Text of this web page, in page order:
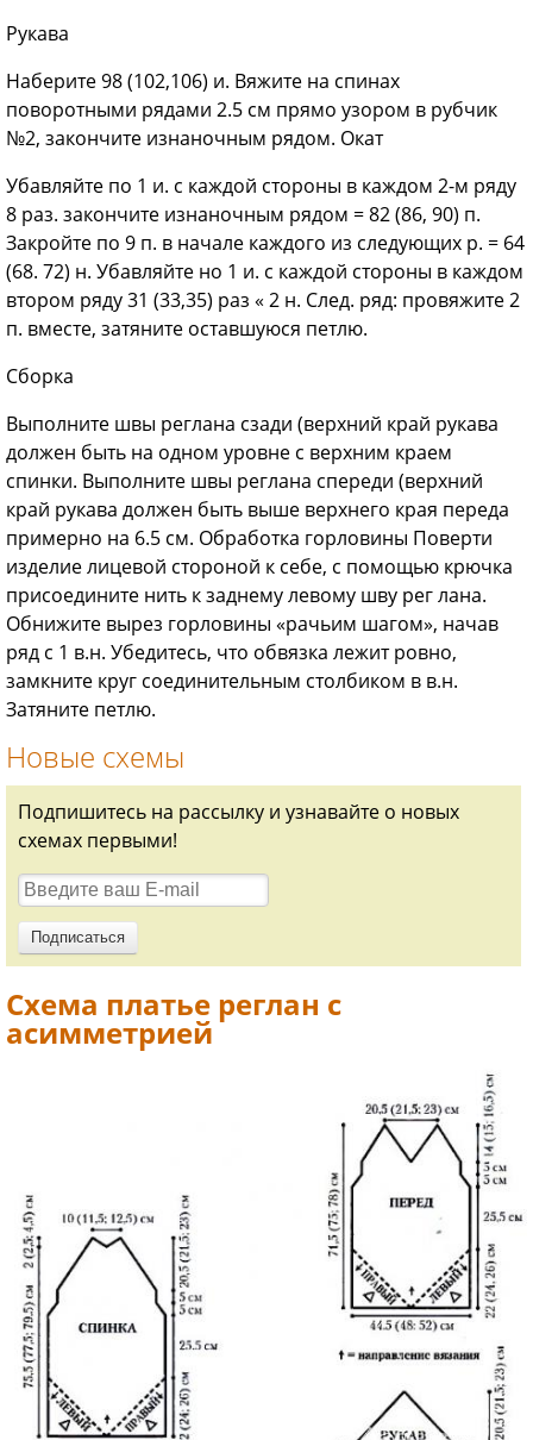
Рукава
Наберите 98 (102,106) и. Вяжите на спинах
поворотными рядами 2.5 см прямо узором в рубчик
№2, закончите изнаночным рядом. Окат
Убавляйте по 1 и. с каждой стороны в каждом 2-м ряду
8 раз. закончите изнаночным рядом = 82 (86, 90) п.
Закройте по 9 п. в начале каждого из следующих р. = 64
(68. 72) н. Убавляйте но 1 и. с каждой стороны в каждом
втором ряду 31 (33,35) раз « 2 н. След. ряд: провяжите 2
п. вместе, затяните оставшуюся петлю.
Сборка
Выполните швы реглана сзади (верхний край рукава
должен быть на одном уровне с верхним краем
спинки. Выполните швы реглана спереди (верхний
край рукава должен быть выше верхнего края переда
примерно на 6.5 см. Обработка горловины Поверти
изделие лицевой стороной к себе, с помощью крючка
присоедините нить к заднему левому шву рег лана.
Обнижите вырез горловины «рачьим шагом», начав
ряд с 1 в.н. Убедитесь, что обвязка лежит ровно,
замкните круг соединительным столбиком в в.н.
Затяните петлю.
Новые схемы
Подпишитесь на рассылку и узнавайте о новых
схемах первыми!
Схема платье реглан с
асимметрией